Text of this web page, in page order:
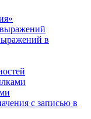
в
с записью в